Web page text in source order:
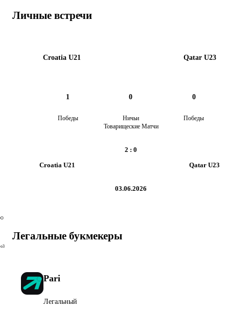
Личные встречи
Croatia U21 Qatar U23
1
Победы
0
Ничьи
0
Победы
Croatia U21
Товарищеские Матчи
2 : 0
03.06.2026
Qatar U23
Легальные букмекеры
Pari
Легальный